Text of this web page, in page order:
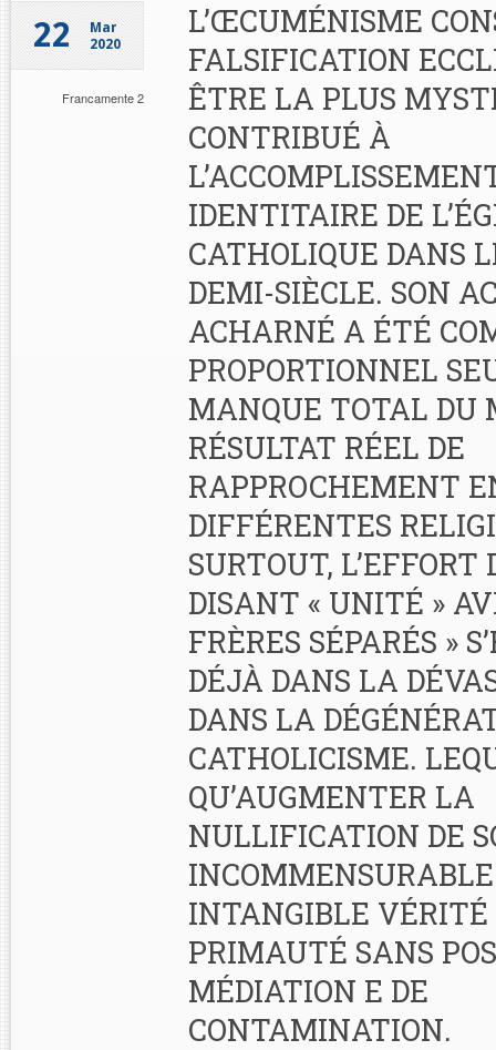
22
Mar
2020
Francamente 2
L’ŒCUMÉNISME
FALSIFICATION
ÊTRE LA PLUS
CONTRIBUÉ À
IDENTITAIRE DE
CATHOLIQUE DANS
DEMI-SIÈCLE. SON
ACHARNÉ A ÉTÉ
PROPORTIONNEL
MANQUE TOTAL DU
RÉSULTAT RÉEL DE
RAPPROCHEMENT
DIFFÉRENTES
SURTOUT, L’EFFORT
DISANT « UNITÉ »
FRÈRES SÉPARÉS »
DÉJÀ DANS LA
DANS LA
CATHOLICISME.
QU’AUGMENTER LA
NULLIFICATION DE
INTANGIBLE VÉRITÉ
PRIMAUTÉ SANS
MÉDIATION E DE
CONTAMINATION.